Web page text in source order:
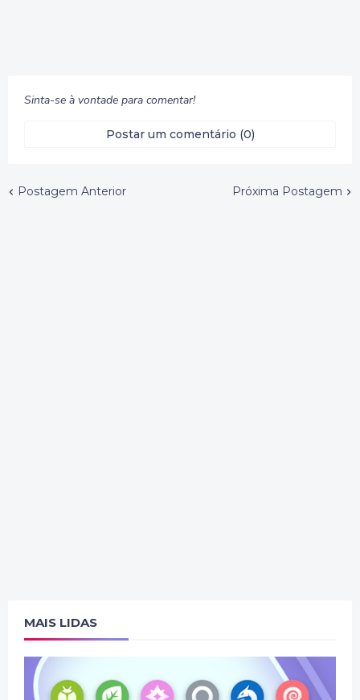
Sinta-se à vontade para comentar!
Postar um comentário (0)
Postagem Anterior Próxima Postagem
MAIS LIDAS